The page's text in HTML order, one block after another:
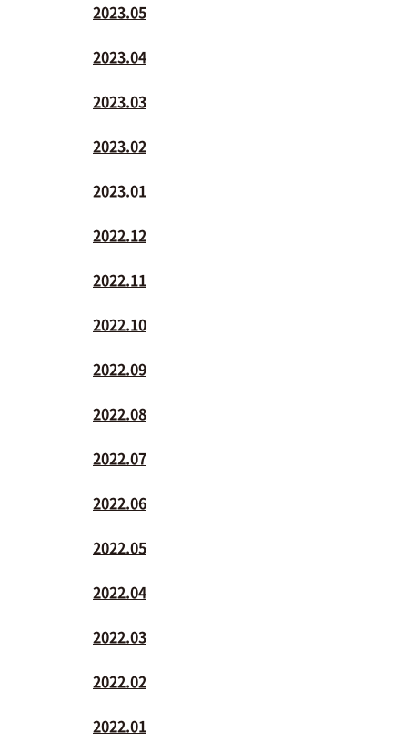
2023.05
2023.04
2023.03
2023.02
2023.01
2022.12
2022.11
2022.10
2022.09
2022.08
2022.07
2022.06
2022.05
2022.04
2022.03
2022.02
2022.01